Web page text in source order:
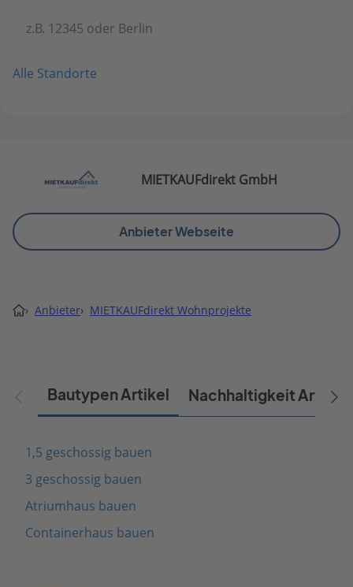
z.B. 12345 oder Berlin
Alle Standorte
MIETKAUFdirekt GmbH
Anbieter Webseite
› Anbieter› MIETKAUFdirekt Wohnprojekte
Bautypen Artikel Nachhaltigkeit Artikel
1,5 geschossig bauen
3 geschossig bauen
Atriumhaus bauen
Containerhaus bauen